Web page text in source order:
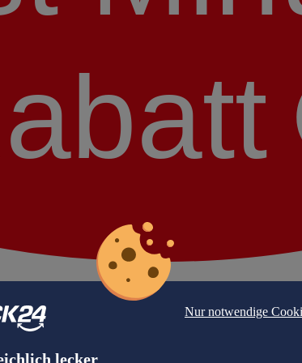
Nur notwendige
lecker